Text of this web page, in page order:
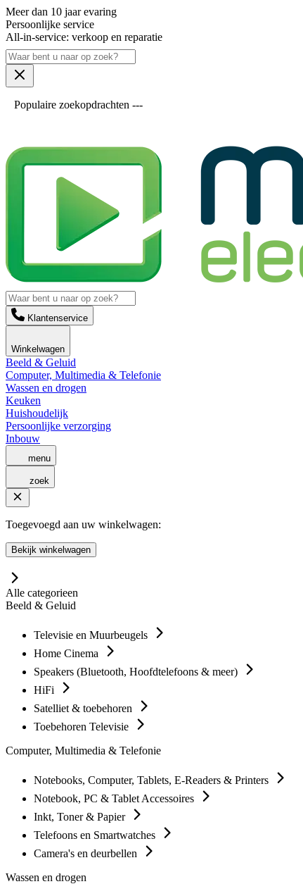
Meer dan 10 jaar evaring
Persoonlijke service
All-in-service: verkoop en reparatie
Populaire zoekopdrachten ---
Klantenservice
Winkelwagen
Beeld & Geluid
Computer, Multimedia & Telefonie
Wassen en drogen
Keuken
Huishoudelijk
Persoonlijke verzorging
Inbouw
menu
zoek
Toegevoegd aan uw winkelwagen:
Bekijk winkelwagen
Alle categorieen
Beeld & Geluid
Televisie en Muurbeugels
Home Cinema
Speakers (Bluetooth, Hoofdtelefoons & meer)
HiFi
Satelliet & toebehoren
Toebehoren Televisie
Computer, Multimedia & Telefonie
Notebooks, Computer, Tablets, E-Readers & Printers
Notebook, PC & Tablet Accessoires
Inkt, Toner & Papier
Telefoons en Smartwatches
Camera's en deurbellen
Wassen en drogen